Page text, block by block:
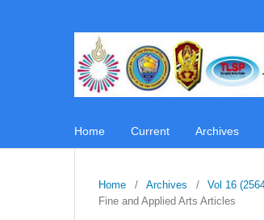
Home Current Archives
Home / Archives / Vol 16
Fine and Applied Arts Articles